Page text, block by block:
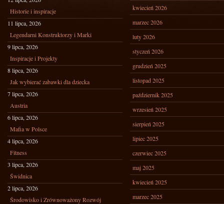
Historie i inspiracje
11 lipca, 2026
Legendarni Konstruktorzy i Marki
9 lipca, 2026
Inspiracje i Projekty
8 lipca, 2026
Jak wybierać zabawki dla dziecka
7 lipca, 2026
Austria
6 lipca, 2026
Mafia w Polsce
4 lipca, 2026
Fitness
3 lipca, 2026
Świdnica
2 lipca, 2026
Środowisko i Zrównoważony Rozwój
kwiecień 2026
marzec 2026
luty 2026
styczeń 2026
grudzień 2025
listopad 2025
październik 2025
wrzesień 2025
sierpień 2025
lipiec 2025
czerwiec 2025
maj 2025
kwiecień 2025
marzec 2025